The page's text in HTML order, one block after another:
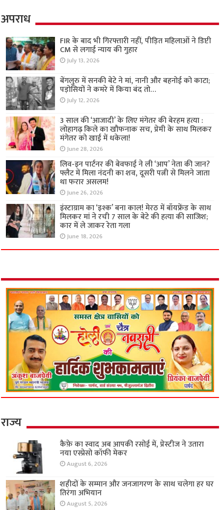
अपराध
FIR के बाद भी गिरफ्तारी नहीं, पीड़ित महिलाओं ने डिप्टी
CM से लगाई न्याय की गुहार
July 13, 2026
बेंगलुरु में सनकी बेटे ने मां, नानी और बहनोई को काटा;
पड़ोसियों ने कमरे में किया बंद तो…
July 12, 2026
3 साल की ‘आजादी’ के लिए मंगेतर की बेरहम हत्या :
लोहागढ़ किले का खौफनाक सच, प्रेमी के साथ मिलकर
मंगेतर को खाई में धकेला!
June 28, 2026
लिव-इन पार्टनर की बेवफाई ने ली ‘आप’ नेता की जान?
फ्लैट में मिला नंदनी का शव, दूसरी पत्नी से मिलने जाता
था फरार असलम!
June 26, 2026
इंस्टाग्राम का ‘इश्क’ बना काल! मेरठ में बॉयफ्रेंड के साथ
मिलकर मां ने रची 7 साल के बेटे की हत्या की साजिश;
कार में ले जाकर रेता गला
June 18, 2026
राज्य
कैफ़े का स्वाद अब आपकी रसोई में, प्रेस्टीज ने उतारा
नया एस्प्रेसो कॉफी मेकर
August 6, 2026
शहीदों के सम्मान और जनजागरण के साथ चलेगा हर घर
तिरंगा अभियान
August 5, 2026